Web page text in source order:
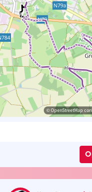
© OpenStreetMap